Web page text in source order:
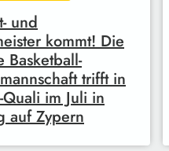
und
kommt! Die
Basketball-
trifft in
im Juli in
auf Zypern